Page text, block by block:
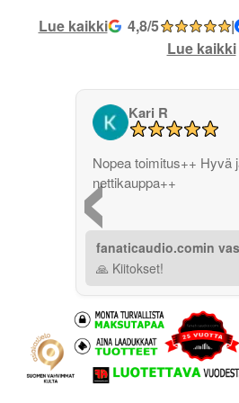
Lue kaikki 4,8/5 |
Lue kaikki
‹
Kari R
Nopea toimitus++ Hyvä
nettikauppa++
fanaticaudio.comin
🙏 Kiitokset!